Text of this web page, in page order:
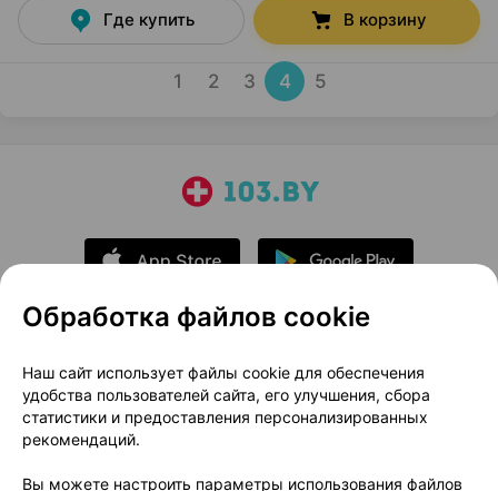
Где купить В корзину
1 2 3 4 5
О проекте
Новости проекта
Размещение рекламы
Медицинский маркетинг
Публичный договор
Доставка
Обработка файлов cookie
Наш сайт использует файлы cookie для обеспечения
удобства пользователей сайта, его улучшения, сбора
статистики и предоставления персонализированных
рекомендаций.
Вы можете настроить параметры использования файлов